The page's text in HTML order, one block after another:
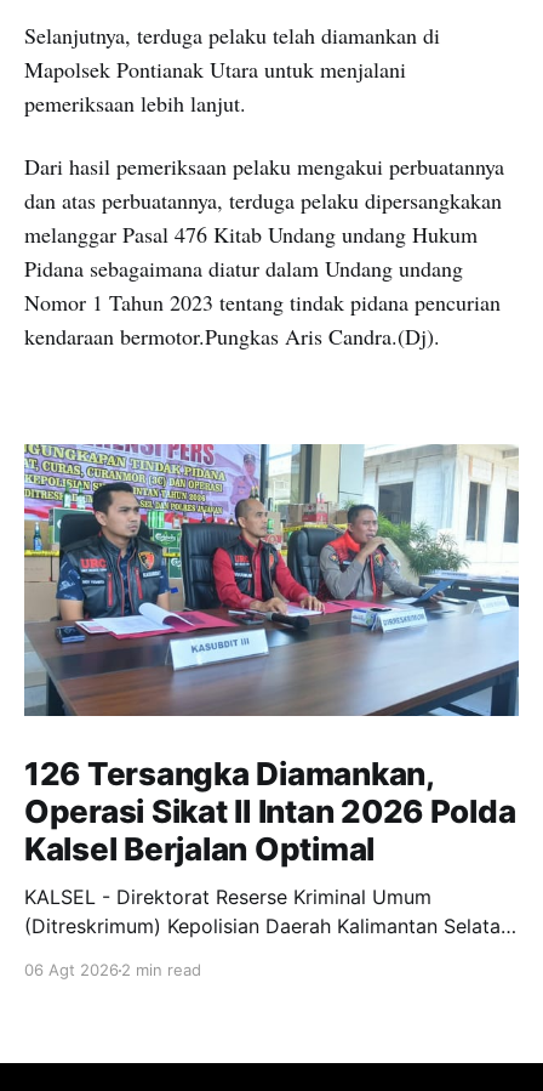
Selanjutnya, terduga pelaku telah diamankan di
Mapolsek Pontianak Utara untuk menjalani
pemeriksaan lebih lanjut.
Dari hasil pemeriksaan pelaku mengakui perbuatannya
dan atas perbuatannya, terduga pelaku dipersangkakan
melanggar Pasal 476 Kitab Undang undang Hukum
Pidana sebagaimana diatur dalam Undang undang
Nomor 1 Tahun 2023 tentang tindak pidana pencurian
kendaraan bermotor.Pungkas Aris Candra.(Dj).
126 Tersangka Diamankan,
Operasi Sikat II Intan 2026 Polda
Kalsel Berjalan Optimal
KALSEL - Direktorat Reserse Kriminal Umum
(Ditreskrimum) Kepolisian Daerah Kalimantan Selatan
menggelar Operasi Kepolisian Kewilayahan "Sikat II
06 Agt 2026 2 min read